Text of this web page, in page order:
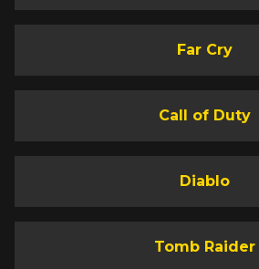
Far Cry
Call of Duty
Diablo
Tomb Raider